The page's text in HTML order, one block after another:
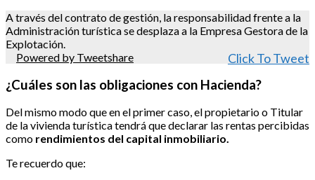
A través del contrato de gestión, la responsabilidad frente a la
Administración turística se desplaza a la Empresa Gestora de la
Explotación.
Powered by Tweetshare
Click To Tweet
¿Cuáles son las obligaciones con Hacienda?
Del mismo modo que en el primer caso, el propietario o Titular
de la vivienda turística tendrá que declarar las rentas percibidas
como rendimientos del capital inmobiliario.
Te recuerdo que: